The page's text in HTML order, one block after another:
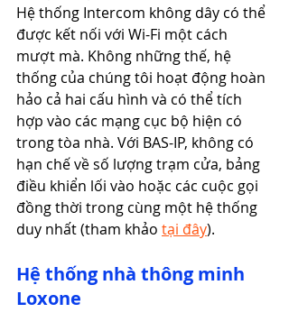
Hệ thống Intercom không dây có thể
được kết nối với Wi-Fi một cách
mượt mà. Không những thế, hệ
thống của chúng tôi hoạt động hoàn
hảo cả hai cấu hình và có thể tích
hợp vào các mạng cục bộ hiện có
trong tòa nhà. Với BAS-IP, không có
hạn chế về số lượng trạm cửa, bảng
điều khiển lối vào hoặc các cuộc gọi
đồng thời trong cùng một hệ thống
duy nhất (tham khảo tại đây).
Hệ thống nhà thông minh
Loxone